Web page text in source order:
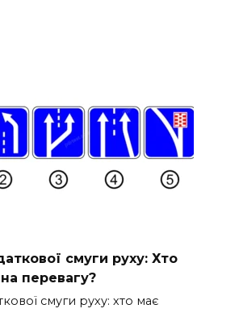
смуги руху: Хто
перевагу?
смуги руху: хто має